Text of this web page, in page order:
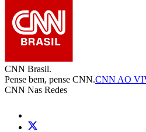
CNN Brasil.
Pense bem, pense CNN.CNN AO
CNN Nas Redes